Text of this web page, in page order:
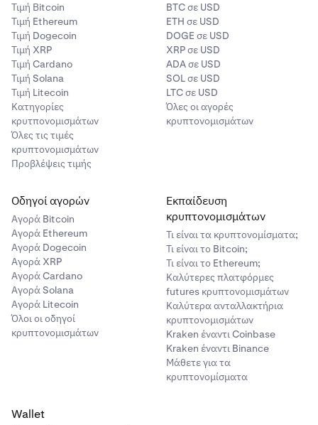
Τιμή Βitcoin
Τιμή Ethereum
Τιμή Dogecoin
Τιμή XRP
Τιμή Cardano
Τιμή Solana
Τιμή Litecoin
Κατηγορίες
κρυτπονομισμάτων
Όλες τις τιμές
κρυπτονομισμάτων
Προβλέψεις τιμής
BTC σε USD
ETH σε USD
DOGE σε USD
XRP σε USD
ADA σε USD
SOL σε USD
LTC σε USD
Όλες οι αγορές
κρυπτονομισμάτων
Οδηγοί αγορών
Αγορά Bitcoin
Αγορά Ethereum
Αγορά Dogecoin
Αγορά XRP
Αγορά Cardano
Αγορά Solana
Αγορά Litecoin
Όλοι οι οδηγοί
κρυπτονομισμάτων
Εκπαίδευση
κρυπτονομισμάτων
Τι είναι τα κρυπτονομίσματα;
Τι είναι το Bitcoin;
Τι είναι το Ethereum;
Καλύτερες πλατφόρμες
futures κρυπτονομισμάτων
Καλύτερα ανταλλακτήρια
κρυπτονομισμάτων
Kraken έναντι Coinbase
Kraken έναντι Binance
Μάθετε για τα
κρυπτονομίσματα
Wallet